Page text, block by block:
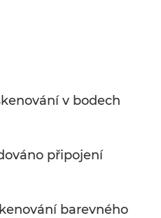
v bodech
připojení
barevného